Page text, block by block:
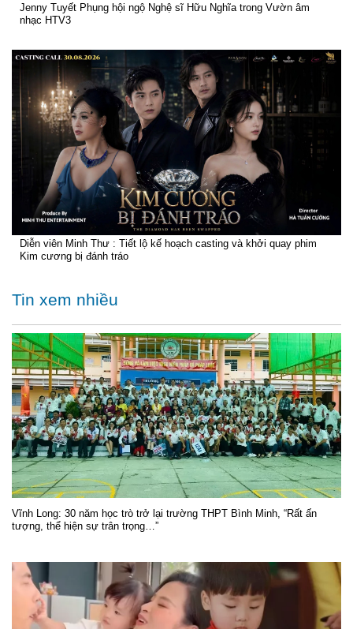
Jenny Tuyết Phụng hội ngộ Nghệ sĩ Hữu Nghĩa trong Vườn âm
nhạc HTV3
Diễn viên Minh Thư : Tiết lộ kế hoạch casting và khởi quay phim
Kim cương bị đánh tráo
Tin xem nhiều
Vĩnh Long: 30 năm học trò trở lại trường THPT Bình Minh, “Rất ấn
tượng, thể hiện sự trân trọng…”